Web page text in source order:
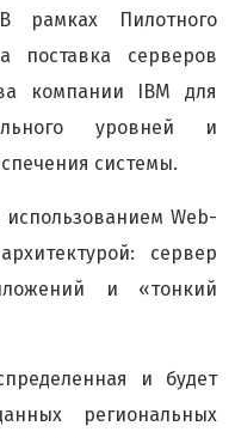
рамках Пилотного
поставка серверов
компании IBM для
уровней и
системы.
Web-
сервер
и «тонкий
и будет
региональных